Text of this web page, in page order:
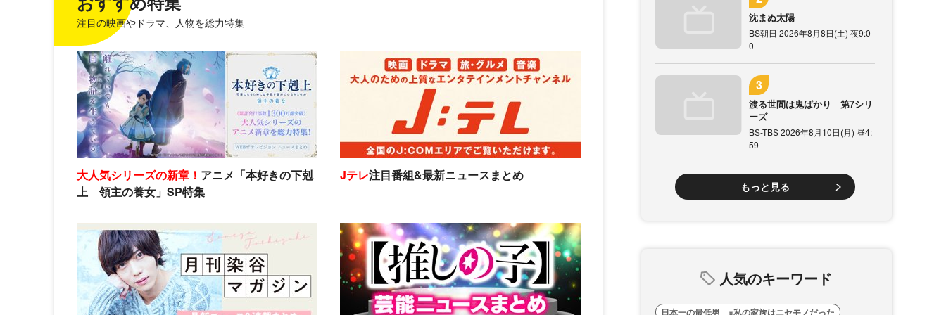
注目の映画やドラマ、人物を総力特集
大人気シリーズの新章！ アニメ「本好きの下剋
上 領主の養女」SP特集
Jテレ注目番組&最新ニュースまとめ
沈まぬ太陽
BS朝日 2026年8月8日(土) 夜9:0
0
渡る世間は鬼ばかり 第7シリ
ーズ
BS-TBS 2026年8月10日(月) 昼4:
59
もっと見る
人気のキーワード
日本一の最低男 ※私の家族はニセモノだった